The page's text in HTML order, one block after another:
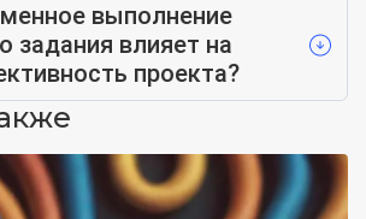
выполнение
задания влияет на
проекта?